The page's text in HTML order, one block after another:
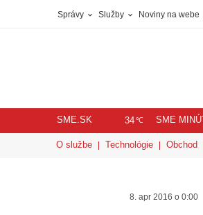
Správy Služby Noviny na webe
SME.SK 34℃ SME
O službe Technológie Obchod
8. apr 2016 o 0:00